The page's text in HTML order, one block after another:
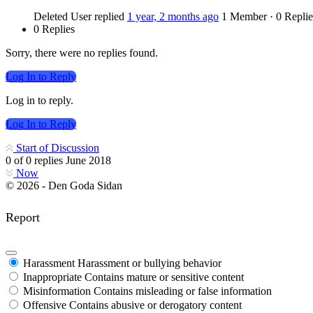
Deleted User replied 1 year, 2 months ago 1 Member · 0
0 Replies
Sorry, there were no replies found.
Log In to Reply
Log in to reply.
Log In to Reply
Start of Discussion
0 of0 replies June 2018
Now
© 2026 - Den Goda Sidan
Report
Harassment Harassment or bullying behavior
Inappropriate Contains mature or sensitive content
Misinformation Contains misleading or false information
Offensive Contains abusive or derogatory content